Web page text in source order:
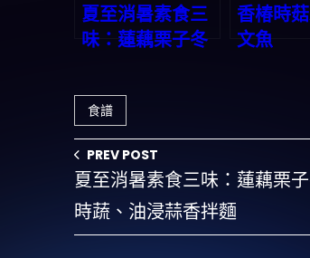
夏至消暑素食三
味：蓮藕栗子冬
蔬、油浸蒜香拌
麵
香椿時
文魚
食譜
PREV POST
夏至消暑素食三味：蓮藕栗
時蔬、油浸蒜香拌麵